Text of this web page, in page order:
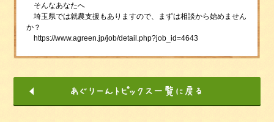
そんなあなたへ
埼玉県では就農支援もありますので、まずは相談から始めません
か？
https://www.agreen.jp/job/detail.php?job_id=4643